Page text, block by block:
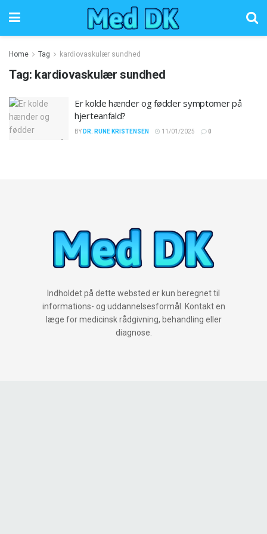
Home Tag kardiovaskulær sundhed
Tag: kardiovaskulær sundhed
Er kolde hænder og fødder symptomer på
hjerteanfald?
BY DR. RUNE KRISTENSEN 11/01/2025 0
Indholdet på dette websted er kun beregnet til
informations- og uddannelsesformål. Kontakt en
læge for medicinsk rådgivning, behandling eller
diagnose.